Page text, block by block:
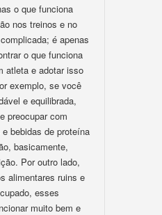
o que funciona
nos treinos e no
é apenas
o que funciona
atleta e adotar isso
exemplo, se você
e equilibrada,
preocupar com
bebidas de proteína
basicamente,
Por outro lado,
alimentares ruins e
esses
muito bem e